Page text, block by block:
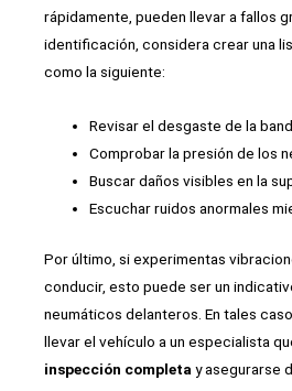
rápidamente, pueden llevar a fallos
identificación, considera crear una
como la siguiente:
Revisar el desgaste de la
Comprobar la presión de los
Buscar daños visibles en la
Escuchar ruidos anormales
Por último, si experimentas
conducir, esto puede ser un
neumáticos delanteros. En tales
llevar el vehículo a un especialista
inspección completa y asegurarse